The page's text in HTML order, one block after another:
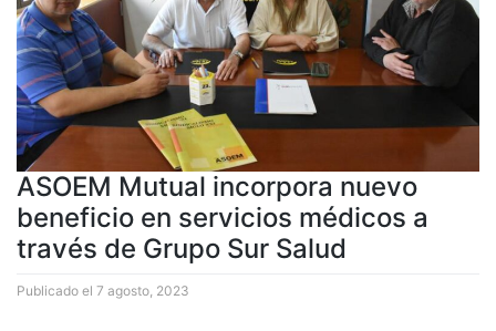
ASOEM Mutual incorpora nuevo
beneficio en servicios médicos a
través de Grupo Sur Salud
Publicado el 7 agosto, 2023